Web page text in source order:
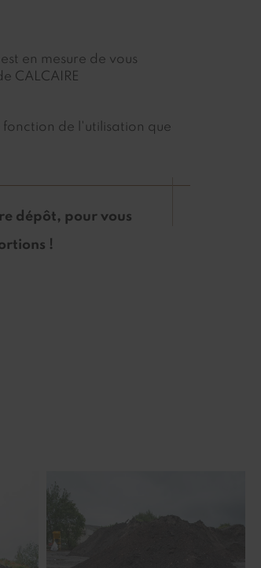
en mesure de vous
CALCAIRE
fonction de l'utilisation que
dépôt, pour vous
!